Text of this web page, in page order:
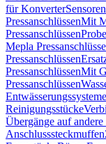
für KonverterSensoren
PressanschlüssenMit
Pressanschlüssen
Mepla
Pressanschlüssen
PressanschlüssenMit
Pressanschlüssen
Entwässerungssysteme
Reinigungsstücke
Übergänge auf
Anschlusssteckmuffen